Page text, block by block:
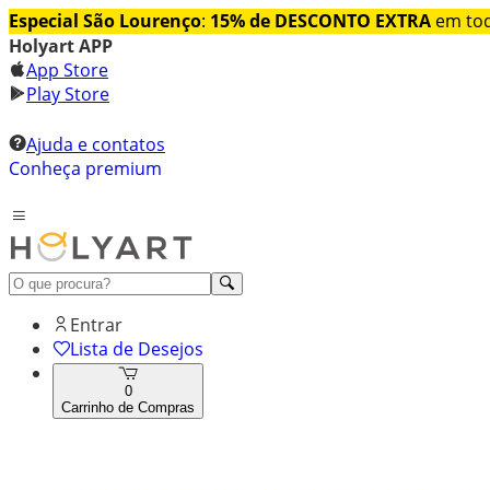
Especial São Lourenço: 15% de DESCONTO EXTRA em
Holyart APP
App Store
Play Store
Ajuda e contatos
Conheça premium
Entrar
Lista de Desejos
0
Carrinho de Compras